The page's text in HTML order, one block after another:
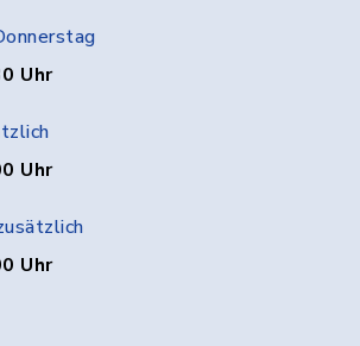
Uhr
Uhr
Uhr